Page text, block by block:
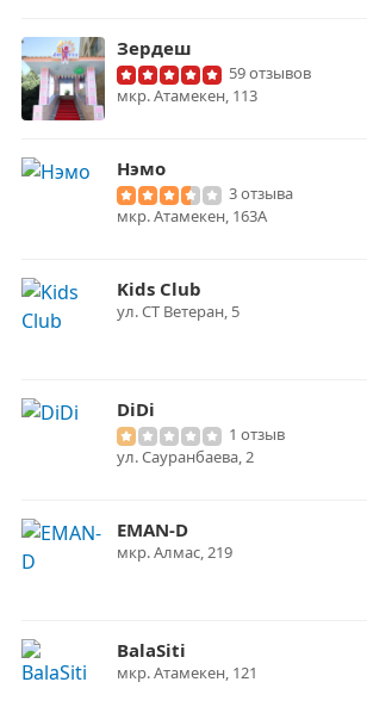
Зердеш
59 отзывов
​мкр. Атамекен, 113
Нэмо
3 отзыва
мкр. Атамекен, 163А
Kids Club
ул. СТ Ветеран, 5
DiDi
1 отзыв
ул. Сауранбаева, 2
EMAN-D
мкр. Алмас, 219
BalaSiti
​мкр. Атамекен, 121